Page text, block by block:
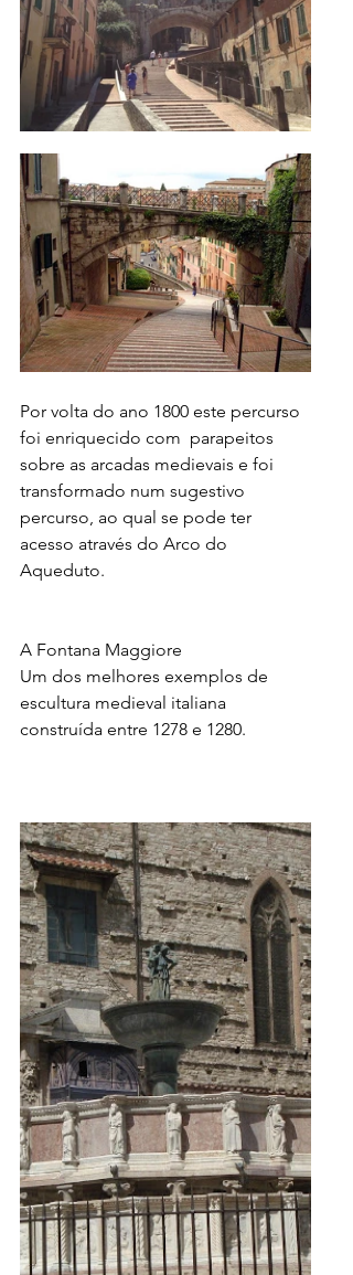
Por volta do ano 1800 este percurso
foi enriquecido com  parapeitos
sobre as arcadas medievais e foi
transformado num sugestivo
percurso, ao qual se pode ter
acesso através do Arco do
Aqueduto.
A Fontana Maggiore
Um dos melhores exemplos de
escultura medieval italiana
construída entre 1278 e 1280.